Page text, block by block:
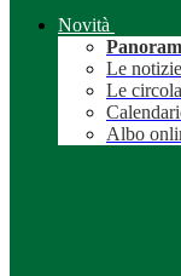
Novità
Le notizie
Le
Albo